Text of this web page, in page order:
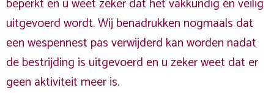
uitgevoerd wordt. Wij benadrukken nogmaals dat
een wespennest pas verwijderd kan worden nadat
de bestrijding is uitgevoerd en u zeker weet dat er
geen aktiviteit meer is.